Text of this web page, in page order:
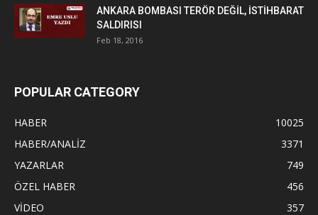
ANKARA BOMBASI TERÖR DEĞİL, İSTİHBARAT
SALDIRISI
Feb 18, 2016
POPULAR CATEGORY
HABER
10025
HABER/ANALİZ
3371
YAZARLAR
749
ÖZEL HABER
456
VİDEO
357